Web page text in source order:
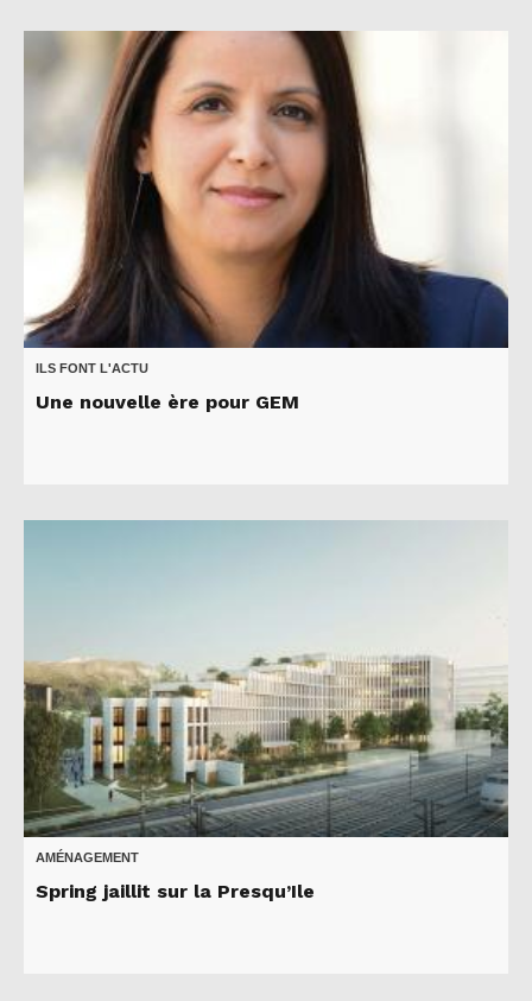
ILS FONT L'ACTU
Une nouvelle ère pour GEM
AMÉNAGEMENT
Spring jaillit sur la Presqu’Ile